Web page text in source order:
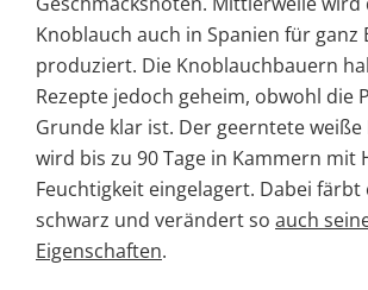
Knoblauch auch in Spanien für ganz
produziert. Die Knoblauchbauern
Rezepte jedoch geheim, obwohl die
Grunde klar ist. Der geerntete weiße
wird bis zu 90 Tage in Kammern mit
Feuchtigkeit eingelagert. Dabei färbt
schwarz und verändert so auch
Eigenschaften.